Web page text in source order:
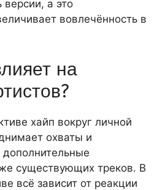
версии, а это
вовлечённость в
на
хайп вокруг личной
охваты и
дополнительные
существующих треков. В
всё зависит от реакции